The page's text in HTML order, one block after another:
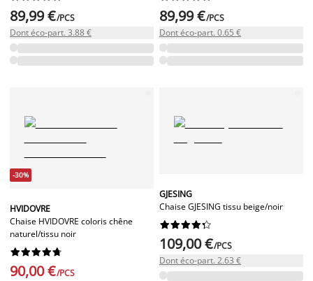
89,99 €/PCS
Dont éco-part. 3.88 €
89,99 €/PCS
Dont éco-part. 0.65 €
-30%
HVIDOVRE
Chaise HVIDOVRE coloris chêne
naturel/tissu noir






90,00 €/PCS
GJESING
Chaise GJESING tissu beige/noir






109,00 €/PCS
Dont éco-part. 2.63 €